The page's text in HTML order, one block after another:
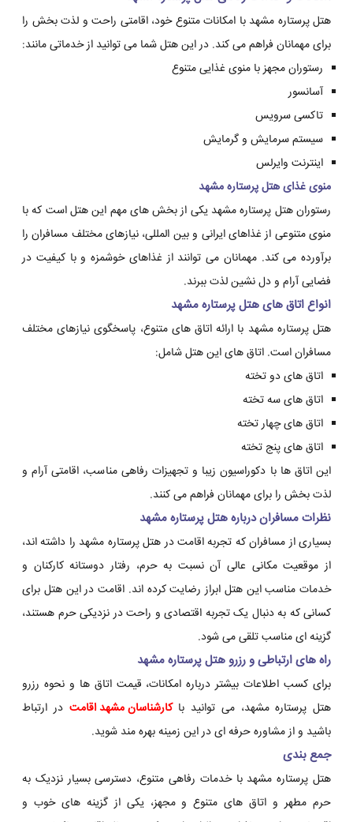
هتل پرستاره مشهد با امکانات متنوع خود، اقامتی راحت و لذت بخش را
برای مهمانان فراهم می کند. در این هتل شما می توانید از خدماتی مانند:
رستوران مجهز با منوی غذایی متنوع
آسانسور
تاکسی سرویس
سیستم سرمایش و گرمایش
اینترنت وایرلس
منوی غذای هتل پرستاره مشهد
رستوران هتل پرستاره مشهد یکی از بخش های مهم این هتل است که با
منوی متنوعی از غذاهای ایرانی و بین المللی، نیازهای مختلف مسافران را
برآورده می کند. مهمانان می توانند از غذاهای خوشمزه و با کیفیت در
فضایی آرام و دل نشین لذت ببرند.
انواع اتاق های هتل پرستاره مشهد
هتل پرستاره مشهد با ارائه اتاق های متنوع، پاسخگوی نیازهای مختلف
مسافران است. اتاق های این هتل شامل:
اتاق های دو تخته
اتاق های سه تخته
اتاق های چهار تخته
اتاق های پنج تخته
این اتاق ها با دکوراسیون زیبا و تجهیزات رفاهی مناسب، اقامتی آرام و
لذت بخش را برای مهمانان فراهم می کنند.
نظرات مسافران درباره هتل پرستاره مشهد
بسیاری از مسافران که تجربه اقامت در هتل پرستاره مشهد را داشته اند،
از موقعیت مکانی عالی آن نسبت به حرم، رفتار دوستانه کارکنان و
خدمات مناسب این هتل ابراز رضایت کرده اند. اقامت در این هتل برای
کسانی که به دنبال یک تجربه اقتصادی و راحت در نزدیکی حرم هستند،
گزینه ای مناسب تلقی می شود.
راه های ارتباطی و رزرو هتل پرستاره مشهد
برای کسب اطلاعات بیشتر درباره امکانات، قیمت اتاق ها و نحوه رزرو
هتل پرستاره مشهد، می توانید باکارشناسان مشهد اقامت در ارتباط
باشید و از مشاوره حرفه ای در این زمینه بهره مند شوید.
جمع بندی
هتل پرستاره مشهد با خدمات رفاهی متنوع، دسترسی بسیار نزدیک به
حرم مطهر و اتاق های متنوع و مجهز، یکی از گزینه های خوب و